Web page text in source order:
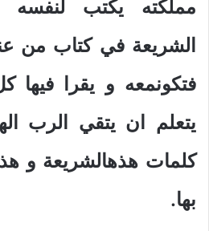
مملكته يكتب
الشريعة في كتاب من
فتكونمعه و يقرا فيها
يتعلم ان يتقي الرب
كلمات هذهالشريعة و
بها.